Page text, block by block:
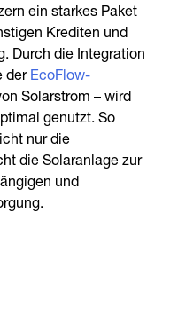
ein starkes Paket
Krediten und
Durch die Integration
der EcoFlow-
Solarstrom – wird
genutzt. So
nur die
die Solaranlage zur
und